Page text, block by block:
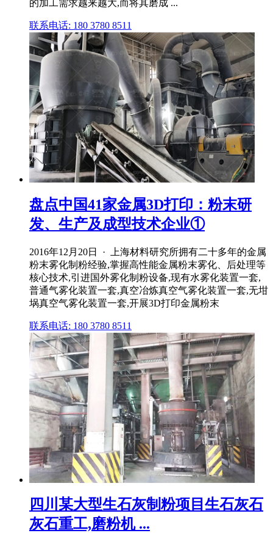
的加工需求越来越大,而将其磨成 ...
联系电话: 180 3780 8511
盘点中国41家金属3D打印：粉末研
发、生产及成型技术企业①
2016年12月20日 · 上海材料研究所拥有二十多年的金属
粉末雾化制粉经验,掌握高性能金属粉末雾化、后处理等
核心技术,引进国外雾化制粉设备,现有水雾化装置一套,
普通气雾化装置一套,真空冶炼真空气雾化装置一套,无坩
埚真空气雾化装置一套,开展3D打印金属粉末
联系电话: 180 3780 8511
四川某大型生石灰制粉项目生石灰石
灰石重工,磨粉机 ...